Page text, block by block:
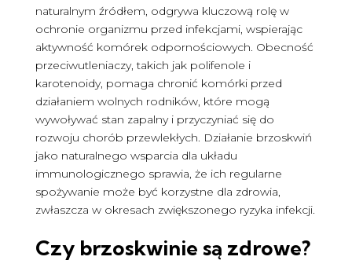
naturalnym źródłem, odgrywa kluczową rolę w
ochronie organizmu przed infekcjami, wspierając
aktywność komórek odpornościowych. Obecność
przeciwutleniaczy, takich jak polifenole i
karotenoidy, pomaga chronić komórki przed
działaniem wolnych rodników, które mogą
wywoływać stan zapalny i przyczyniać się do
rozwoju chorób przewlekłych. Działanie brzoskwiń
jako naturalnego wsparcia dla układu
immunologicznego sprawia, że ich regularne
spożywanie może być korzystne dla zdrowia,
zwłaszcza w okresach zwiększonego ryzyka infekcji.
Czy brzoskwinie są zdrowe?